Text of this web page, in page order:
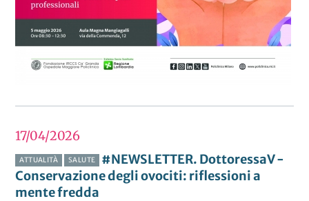
17/042026
ATTUALITÀ SALUTE
#NEWSLETTER. DottoressaV -
Conservazione degli ovociti: riflessioni a
mente fredda